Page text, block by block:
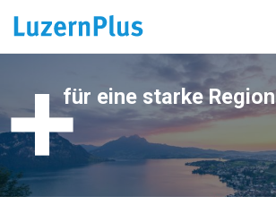
für eine starke Region